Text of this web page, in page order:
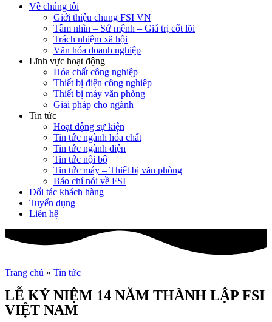
Về chúng tôi
Giới thiệu chung FSI VN
Tầm nhìn – Sứ mệnh – Giá trị cốt lõi
Trách nhiệm xã hội
Văn hóa doanh nghiệp
Lĩnh vực hoạt động
Hóa chất công nghiệp
Thiết bị điện công nghiêp
Thiết bị máy văn phòng
Giải pháp cho ngành
Tin tức
Hoạt động sự kiện
Tin tức ngành hóa chất
Tin tức ngành điện
Tin tức nội bộ
Tin tức máy – Thiết bị văn phòng
Báo chí nói về FSI
Đối tác khách hàng
Tuyển dụng
Liên hệ
Trang chủ » Tin tức
LỄ KỶ NIỆM 14 NĂM THÀNH LẬP FSI
VIỆT NAM